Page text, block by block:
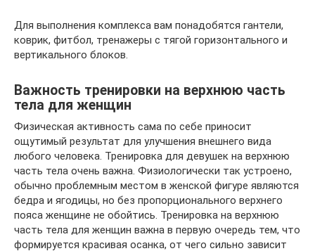
Для выполнения комплекса вам понадобятся гантели,
коврик, фитбол, тренажеры с тягой горизонтального и
вертикального блоков.
Важность тренировки на верхнюю часть
тела для женщин
Физическая активность сама по себе приносит
ощутимый результат для улучшения внешнего вида
любого человека. Тренировка для девушек на верхнюю
часть тела очень важна. Физиологически так устроено,
обычно проблемным местом в женской фигуре являются
бедра и ягодицы, но без пропорционального верхнего
пояса женщине не обойтись. Тренировка на верхнюю
часть тела для женщин важна в первую очередь тем, что
формируется красивая осанка, от чего сильно зависит